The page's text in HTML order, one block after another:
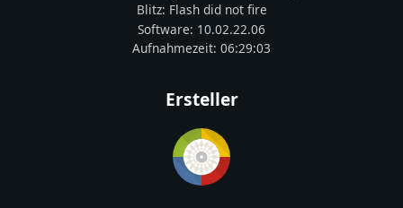
Blitz: Flash did not fire
Software: 10.02.22.06
Aufnahmezeit: 06:29:03
Ersteller